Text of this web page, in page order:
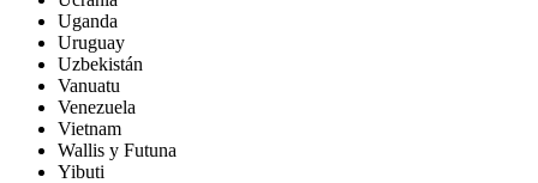
Uganda
Uruguay
Uzbekistán
Vanuatu
Venezuela
Vietnam
Wallis y Futuna
Yibuti